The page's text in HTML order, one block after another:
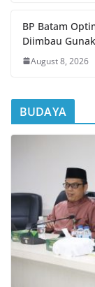
BP Batam
Diimbau
August 8, 2026
BUDAYA